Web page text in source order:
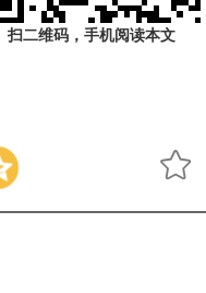
扫二维码，手机阅读本文